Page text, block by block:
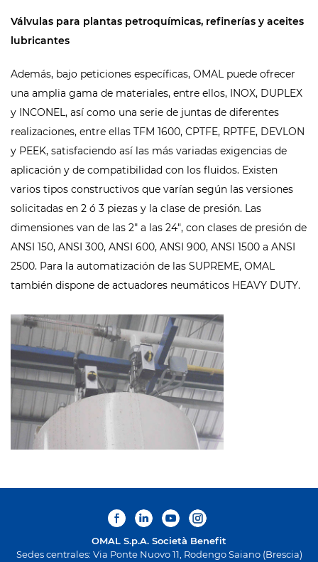
Válvulas para plantas petroquímicas, refinerías y aceites
lubricantes
Además, bajo peticiones específicas, OMAL puede ofrecer
una amplia gama de materiales, entre ellos, INOX, DUPLEX
y INCONEL, así como una serie de juntas de diferentes
realizaciones, entre ellas TFM 1600, CPTFE, RPTFE, DEVLON
y PEEK, satisfaciendo así las más variadas exigencias de
aplicación y de compatibilidad con los fluidos. Existen
varios tipos constructivos que varían según las versiones
solicitadas en 2 ó 3 piezas y la clase de presión. Las
dimensiones van de las 2" a las 24", con clases de presión de
ANSI 150, ANSI 300, ANSI 600, ANSI 900, ANSI 1500 a ANSI
2500. Para la automatización de las SUPREME, OMAL
también dispone de actuadores neumáticos HEAVY DUTY.
OMAL S.p.A. Società Benefit
Sedes centrales: Via Ponte Nuovo 11, Rodengo Saiano (Brescia)